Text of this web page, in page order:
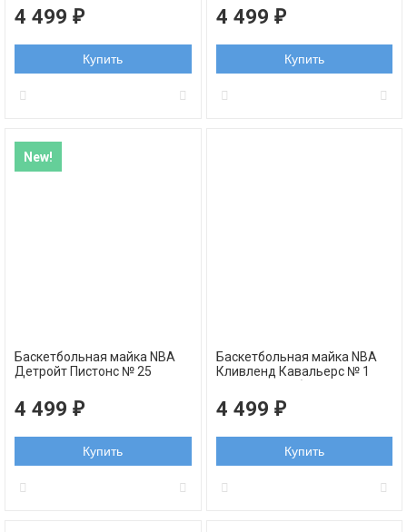
swingman
4 499 ₽
Купить
swingman
4 499 ₽
Купить
New!
Баскетбольная майка NBA
Детройт Пистонс № 25
swingman
4 499 ₽
Купить
Баскетбольная майка NBA
Кливленд Кавальерс № 1
домашняя swingman REV30
4 499 ₽
Купить